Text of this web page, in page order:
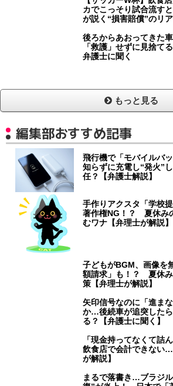
カでこっそり試合流す
が説く“損害賠償”のリ
後ろからあおってきた
「救護」せずに見捨て
弁護士に聞く
もっと見る
編集部おすすめ記事
飛行機で「モバイルバ
知らずに充電し“発火”
任？【弁護士解説】
手作りアクスタ「学校
著作権NG！？ 夏休み
むワナ【弁理士が解説】
子どもがBGM、画像を
額請求」も！？ 夏休
策【弁理士が解説】
矢印信号なのに「進ま
か…後続車が追突した
る？【弁護士に聞く】
「現金持ってなくて詰
飲食店で会計できない
が解説】
まるで落書き…ブラジ